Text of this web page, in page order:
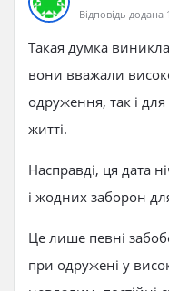
Відповідь
Такая думка
вони вважали
одруження, так і
житті.
Насправді, ця дата
і жодних заборон
Це лише певні
при одружені у